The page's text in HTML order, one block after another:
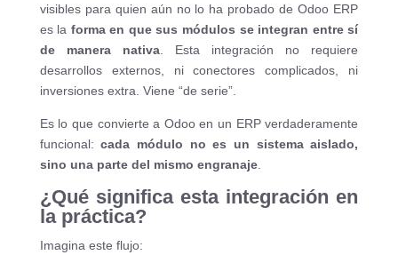
visibles para quien aún no lo ha probado de Odoo ERP
es la forma en que sus módulos se integran entre sí
de manera nativa. Esta integración no requiere
desarrollos externos, ni conectores complicados, ni
inversiones extra. Viene “de serie”.
Es lo que convierte a Odoo en un ERP verdaderamente
funcional:cada módulo no es un sistema aislado,
sino una parte del mismo engranaje.
¿Qué significa esta integración en
la práctica?
Imagina este flujo: